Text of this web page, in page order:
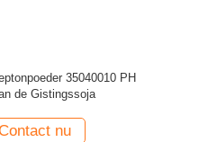
Poederzuiverheid 93%
Bronvissenpepton
nu